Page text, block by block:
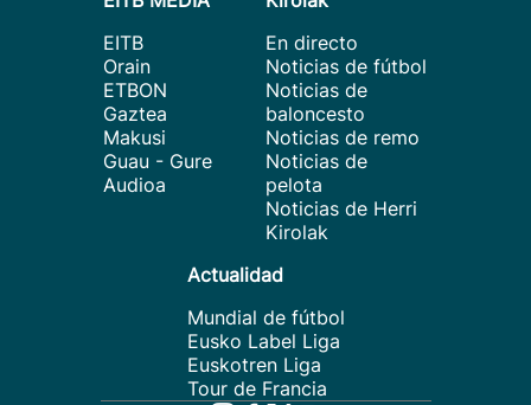
EITB
Orain
ETBON
Gaztea
Makusi
Guau - Gure
Audioa
En directo
Noticias de fútbol
Noticias de
baloncesto
Noticias de remo
Noticias de
pelota
Noticias de Herri
Kirolak
Actualidad
Mundial de fútbol
Eusko Label Liga
Euskotren Liga
Tour de Francia